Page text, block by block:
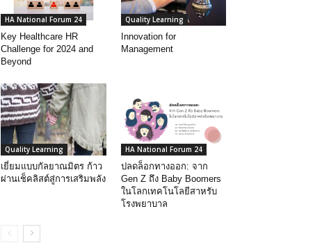
HA National Forum 24
Key Healthcare HR
Challenge for 2024 and
Beyond
Quality Learning
Innovation for
Management
Quality Learning
เยี่ยมแบบกัลยาณมิตร ก้าว
ผ่านเช็คลิสต์สู่การเสริมพลัง
HA National Forum 24
ปลดล็อกทางออก: จาก
Gen Z ถึง Baby Boomers
ในโลกเทคโนโลยีสาหรับ
โรงพยาบาล